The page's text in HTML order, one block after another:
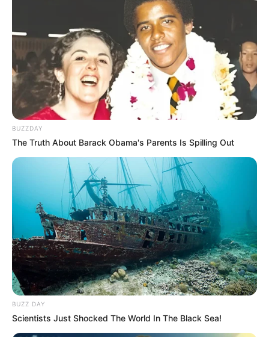
BUZZDAY
The Truth About Barack Obama's Parents Is Spilling Out
BUZZ DAY
Scientists Just Shocked The World In The Black Sea!